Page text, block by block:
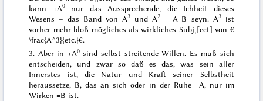
kann +A0nur das Aussprechende, die Ichheit dieses
Wesens – das Band von A3und A2 = A=B seyn. A3ist
vorher mehr bloß mögliches als wirkliches Subj˖[ect] von €
\frac{A^3}{etc.}€.
3. Aber in +A0sind selbst streitende Willen. Es muß sich
entscheiden, und zwar so daß es das, was sein aller
Innerstes ist, die Natur und Kraft seiner Selbstheit
heraussetze, B, das an sich oder in der Ruhe =A, nur im
Wirken =B ist.